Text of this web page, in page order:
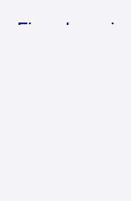
Einzelpraxis